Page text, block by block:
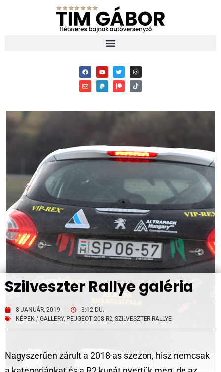
Szilveszter Rallye galéria
8 JANUÁR, 2019
3:12 DU.
KÉPEK / GALLERY, PEUGEOT 208 R2, SZILVESZTER RALLYE
Nagyszerűen zárult a 2018-as szezon, hisz nemcsak